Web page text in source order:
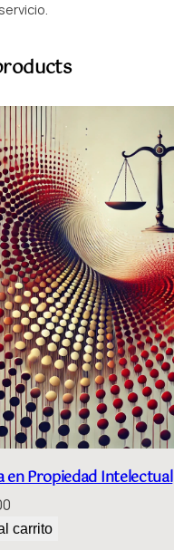
en Propiedad Intelectual
carrito